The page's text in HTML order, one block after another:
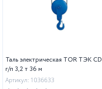
Таль электрическая TOR ТЭК CD
г/п 3,2 т 36 м
Артикул: 1036633